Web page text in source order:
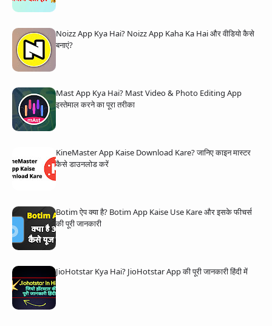
Noizz App Kya Hai? Noizz App Kaha Ka Hai और वीडियो कैसे
बनाएं?
Mast App Kya Hai? Mast Video & Photo Editing App
इस्तेमाल करने का पूरा तरीका
KineMaster App Kaise Download Kare? जानिए काइन मास्टर
कैसे डाउनलोड करें
Botim ऐप क्या है? Botim App Kaise Use Kare और इसके फीचर्स
की पूरी जानकारी
JioHotstar Kya Hai? JioHotstar App की पूरी जानकारी हिंदी में